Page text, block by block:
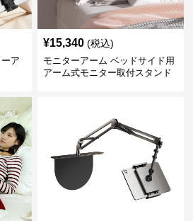
ア
¥15,340 (税込)
モニターアーム ベッドサイド用
アーム式モニター取付スタンド